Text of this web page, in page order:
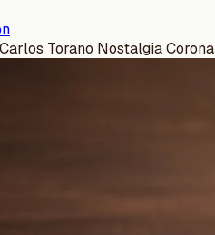
Carlos Torano Nostalgia Corona